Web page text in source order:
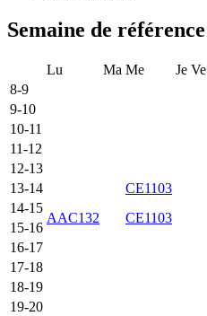
Semaine de référence
Lu Ma Me Je Ve
8-9
9-10
10-11
11-12
12-13
13-14
CE1103
14-15
AAC132 CE1103
15-16
16-17
17-18
18-19
19-20